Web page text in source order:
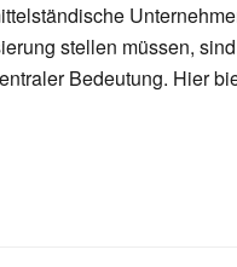
stellen müssen,
Bedeutung. Hier